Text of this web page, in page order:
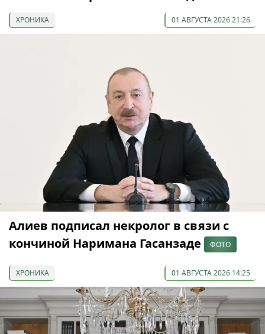
ХРОНИКА 01 АВГУСТА 2026 21:26
Алиев подписал некролог в связи с
кончиной Наримана Гасанзаде
ФОТО
ХРОНИКА 01 АВГУСТА 2026 14:25